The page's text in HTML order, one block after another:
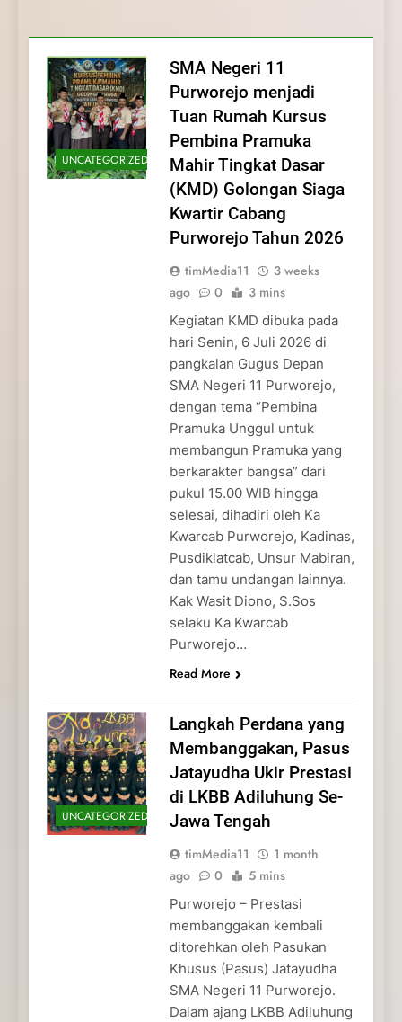
dan Pengabdian Generasi
Pramuka
Pramuka
Kepedulian
UNCATEGORIZED
SMA Negeri 11
Purworejo menjadi
Tuan Rumah Kursus
Pembina Pramuka
Mahir Tingkat Dasar
(KMD) Golongan Siaga
Kwartir Cabang
Purworejo Tahun 2026
timMedia11
3 weeks
ago
0 3 mins
Kegiatan KMD dibuka pada
hari Senin, 6 Juli 2026 di
pangkalan Gugus Depan
SMA Negeri 11 Purworejo,
dengan tema “Pembina
Pramuka Unggul untuk
membangun Pramuka yang
berkarakter bangsa” dari
pukul 15.00 WIB hingga
selesai, dihadiri oleh Ka
Kwarcab Purworejo, Kadinas,
Pusdiklatcab, Unsur Mabiran,
dan tamu undangan lainnya.
Kak Wasit Diono, S.Sos
selaku Ka Kwarcab
Purworejo…
Read More
UNCATEGORIZED
Langkah Perdana yang
Membanggakan, Pasus
Jatayudha Ukir Prestasi
di LKBB Adiluhung Se-
Jawa Tengah
timMedia11
1 month
ago
0 5 mins
Purworejo – Prestasi
membanggakan kembali
ditorehkan oleh Pasukan
Khusus (Pasus) Jatayudha
SMA Negeri 11 Purworejo.
Dalam ajang LKBB Adiluhung